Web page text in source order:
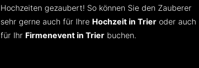
Hochzeiten gezaubert! So können Sie den Zauberer
sehr gerne auch für Ihre Hochzeit in Trier oder auch
für Ihr Firmenevent in Trier buchen.